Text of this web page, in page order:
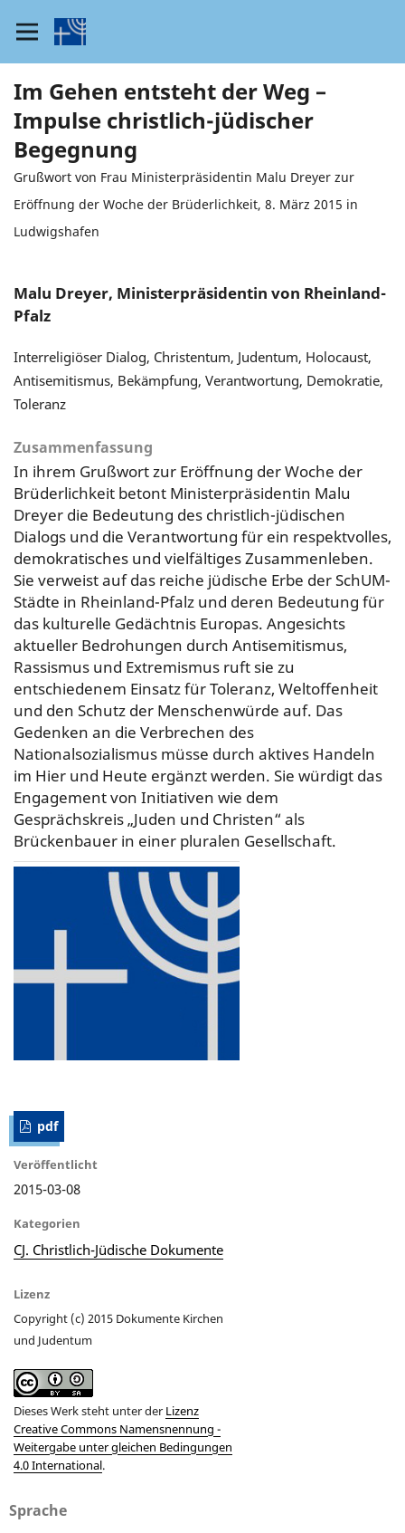
Im Gehen entsteht der Weg –
Impulse christlich-jüdischer
Begegnung
Grußwort von Frau Ministerpräsidentin Malu Dreyer zur
Eröffnung der Woche der Brüderlichkeit, 8. März 2015 in
Ludwigshafen
Malu Dreyer, Ministerpräsidentin von Rheinland-
Pfalz
Interreligiöser Dialog, Christentum, Judentum, Holocaust,
Antisemitismus, Bekämpfung, Verantwortung, Demokratie,
Toleranz
Zusammenfassung
In ihrem Grußwort zur Eröffnung der Woche der
Brüderlichkeit betont Ministerpräsidentin Malu
Dreyer die Bedeutung des christlich-jüdischen
Dialogs und die Verantwortung für ein respektvolles,
demokratisches und vielfältiges Zusammenleben.
Sie verweist auf das reiche jüdische Erbe der SchUM-
Städte in Rheinland-Pfalz und deren Bedeutung für
das kulturelle Gedächtnis Europas. Angesichts
aktueller Bedrohungen durch Antisemitismus,
Rassismus und Extremismus ruft sie zu
entschiedenem Einsatz für Toleranz, Weltoffenheit
und den Schutz der Menschenwürde auf. Das
Gedenken an die Verbrechen des
Nationalsozialismus müsse durch aktives Handeln
im Hier und Heute ergänzt werden. Sie würdigt das
Engagement von Initiativen wie dem
Gesprächskreis „Juden und Christen“ als
Brückenbauer in einer pluralen Gesellschaft.
pdf
Veröffentlicht
2015-03-08
Kategorien
CJ. Christlich-Jüdische Dokumente
Lizenz
Copyright (c) 2015 Dokumente Kirchen
und Judentum
Dieses Werk steht unter der Lizenz
Creative Commons Namensnennung -
Weitergabe unter gleichen Bedingungen
4.0 International.
Sprache